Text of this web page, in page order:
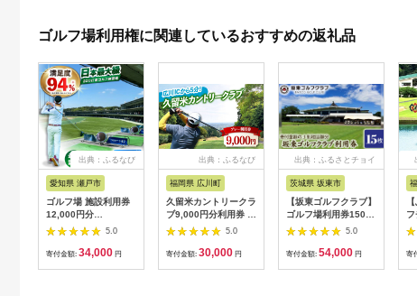
ゴルフ場利用権に関連しているおすすめの返礼品
出典：ふるなび
愛知県 瀬戸市
ゴルフ場 施設利用券
12,000円分
[BBEC002]ゴルフ倶
楽部大樹 瀬戸店
5.0
寄付金額: 34,000 円
出典：ふるなび
福岡県 広川町
久留米カントリークラ
ブ9,000円分利用券 /
ゴルフ[AFAD007]
5.0
寄付金額: 30,000 円
出典：ふるさとチョイ
茨城県 坂東市
【坂東ゴルフクラブ】
ゴルフ場利用券15000
円分（寄付金額の3割
相当額分） ／ ゴルフ
プレー 都心から1時間
5.0
寄付金額: 54,000 円
フ
ゴ
寄